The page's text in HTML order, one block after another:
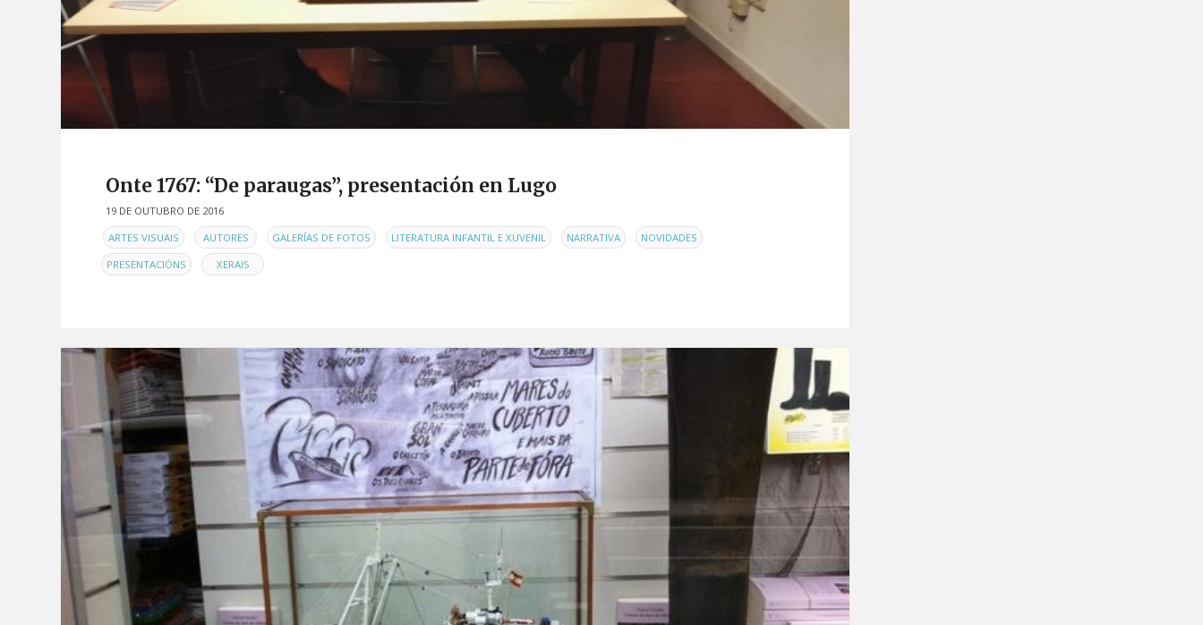
Onte 1767: “De paraugas”, presentación en Lugo
19 DE OUTUBRO DE 2016
ENARTES VISUAIS AUTORES GALERÍAS DE FOTOS LITERATURA INFANTIL E XUVENIL NARRATIVA NOVIDADES
PRESENTACIÓNS XERAIS